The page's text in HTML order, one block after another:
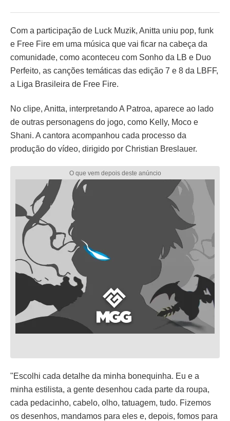
Com a participação de Luck Muzik, Anitta uniu pop, funk
e Free Fire em uma música que vai ficar na cabeça da
comunidade, como aconteceu com Sonho da LB e Duo
Perfeito, as canções temáticas das edição 7 e 8 da LBFF,
a Liga Brasileira de Free Fire.
No clipe, Anitta, interpretando A Patroa, aparece ao lado
de outras personagens do jogo, como Kelly, Moco e
Shani. A cantora acompanhou cada processo da
produção do vídeo, dirigido por Christian Breslauer.
"Escolhi cada detalhe da minha bonequinha. Eu e a
minha estilista, a gente desenhou cada parte da roupa,
cada pedacinho, cabelo, olho, tatuagem, tudo. Fizemos
os desenhos, mandamos para eles e, depois, fomos para